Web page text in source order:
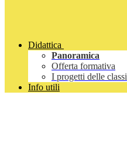
Didattica
Panoramica
Offerta formativa
I progetti delle classi
Info utili